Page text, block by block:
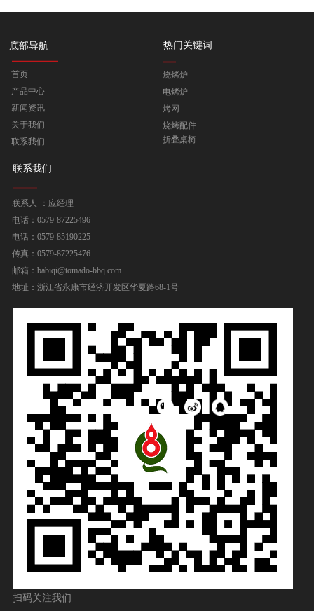
底部导航
首页
产品中心
新闻资讯
关于我们
联系我们
热门关键词
烧烤炉
电烤炉
烤网
烧烤配件
折叠桌椅
联系我们
联系人 ：应经理
电话：0579-87225496
电话：0579-85190225
传真：0579-87225476
邮箱：babiqi@tomado-bbq.com
地址：浙江省永康市经济开发区华夏路68-1号
扫码关注我们